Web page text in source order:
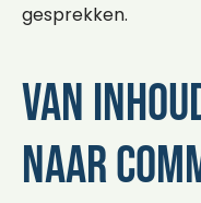
gesprekken.
Van
naar